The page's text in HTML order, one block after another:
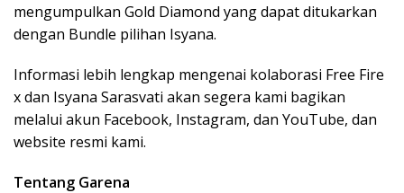
mengumpulkan Gold Diamond yang dapat ditukarkan
dengan Bundle pilihan Isyana.
Informasi lebih lengkap mengenai kolaborasi Free Fire
x dan Isyana Sarasvati akan segera kami bagikan
melalui akun Facebook, Instagram, dan YouTube, dan
website resmi kami.
Tentang Garena